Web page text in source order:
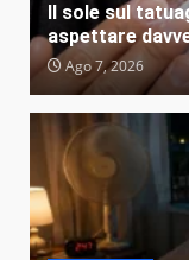
Il sole sul
aspettare
Ago 7, 2026